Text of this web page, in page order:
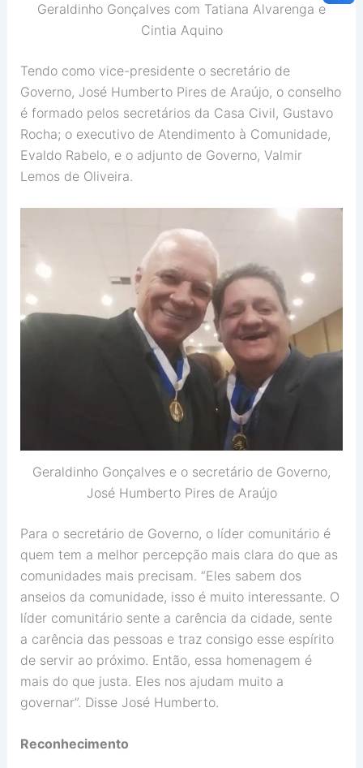
Geraldinho Gonçalves com Tatiana Alvarenga e
Cintia Aquino
Tendo como vice-presidente o secretário de
Governo, José Humberto Pires de Araújo, o conselho
é formado pelos secretários da Casa Civil, Gustavo
Rocha; o executivo de Atendimento à Comunidade,
Evaldo Rabelo, e o adjunto de Governo, Valmir
Lemos de Oliveira.
Geraldinho Gonçalves e o secretário de Governo,
José Humberto Pires de Araújo
Para o secretário de Governo, o líder comunitário é
quem tem a melhor percepção mais clara do que as
comunidades mais precisam. “Eles sabem dos
anseios da comunidade, isso é muito interessante. O
líder comunitário sente a carência da cidade, sente
a carência das pessoas e traz consigo esse espírito
de servir ao próximo. Então, essa homenagem é
mais do que justa. Eles nos ajudam muito a
governar”. Disse José Humberto.
Reconhecimento